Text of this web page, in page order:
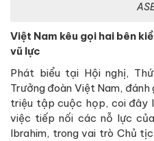
Việt Nam kêu gọi hai bên
vũ lực
Phát biểu tại Hội nghị,
Trưởng đoàn Việt Nam,
triệu tập cuộc họp, coi đây
việc tiếp nối các nỗ lực
Ibrahim, trong vai trò Chủ